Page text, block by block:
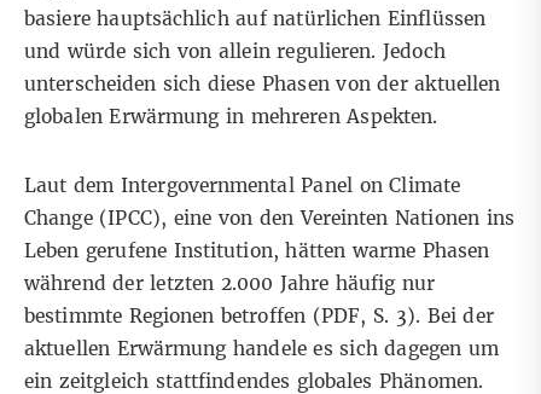
basiere hauptsächlich auf natürlichen Einflüssen
und würde sich von allein regulieren. Jedoch
unterscheiden sich diese Phasen von der aktuellen
globalen Erwärmung in mehreren Aspekten.
Laut dem Intergovernmental Panel on Climate
Change (IPCC), eine von den Vereinten Nationen ins
Leben gerufene Institution, hätten warme Phasen
während der letzten 2.000 Jahre häufig nur
bestimmte Regionen betroffen (PDF, S. 3). Bei der
aktuellen Erwärmung handele es sich dagegen um
ein zeitgleich stattfindendes globales Phänomen.